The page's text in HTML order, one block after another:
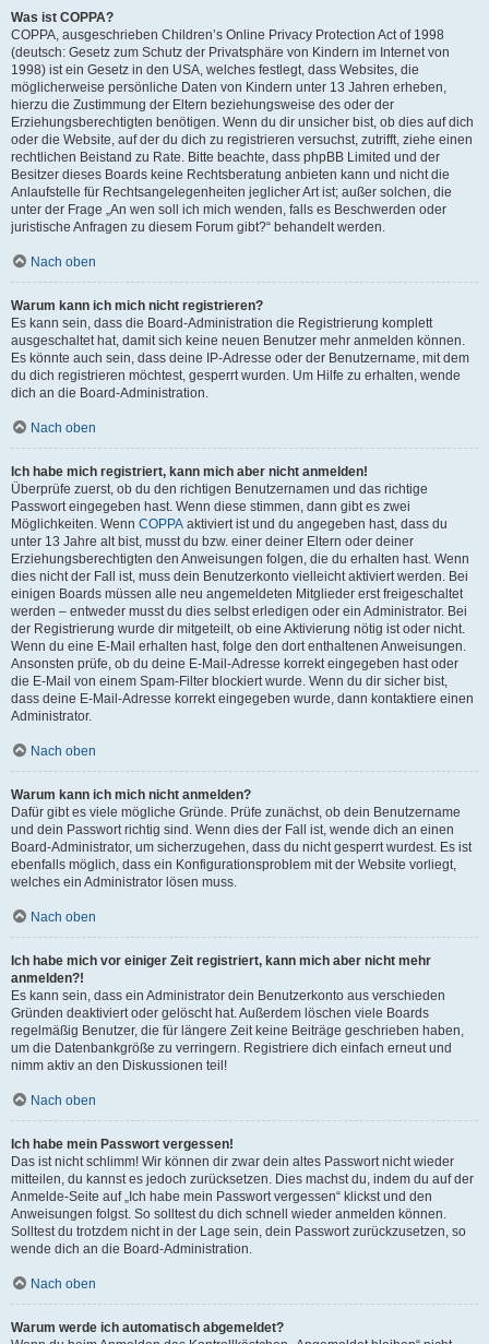
Was ist COPPA?
COPPA, ausgeschrieben Children’s Online Privacy Protection Act of 1998
(deutsch: Gesetz zum Schutz der Privatsphäre von Kindern im Internet von
1998) ist ein Gesetz in den USA, welches festlegt, dass Websites, die
möglicherweise persönliche Daten von Kindern unter 13 Jahren erheben,
hierzu die Zustimmung der Eltern beziehungsweise des oder der
Erziehungsberechtigten benötigen. Wenn du dir unsicher bist, ob dies auf dich
oder die Website, auf der du dich zu registrieren versuchst, zutrifft, ziehe einen
rechtlichen Beistand zu Rate. Bitte beachte, dass phpBB Limited und der
Besitzer dieses Boards keine Rechtsberatung anbieten kann und nicht die
Anlaufstelle für Rechtsangelegenheiten jeglicher Art ist; außer solchen, die
unter der Frage „An wen soll ich mich wenden, falls es Beschwerden oder
juristische Anfragen zu diesem Forum gibt?“ behandelt werden.
Nach oben
Warum kann ich mich nicht registrieren?
Es kann sein, dass die Board-Administration die Registrierung komplett
ausgeschaltet hat, damit sich keine neuen Benutzer mehr anmelden können.
Es könnte auch sein, dass deine IP-Adresse oder der Benutzername, mit dem
du dich registrieren möchtest, gesperrt wurden. Um Hilfe zu erhalten, wende
dich an die Board-Administration.
Nach oben
Ich habe mich registriert, kann mich aber nicht anmelden!
Überprüfe zuerst, ob du den richtigen Benutzernamen und das richtige
Passwort eingegeben hast. Wenn diese stimmen, dann gibt es zwei
Möglichkeiten. Wenn COPPA aktiviert ist und du angegeben hast, dass du
unter 13 Jahre alt bist, musst du bzw. einer deiner Eltern oder deiner
Erziehungsberechtigten den Anweisungen folgen, die du erhalten hast. Wenn
dies nicht der Fall ist, muss dein Benutzerkonto vielleicht aktiviert werden. Bei
einigen Boards müssen alle neu angemeldeten Mitglieder erst freigeschaltet
werden – entweder musst du dies selbst erledigen oder ein Administrator. Bei
der Registrierung wurde dir mitgeteilt, ob eine Aktivierung nötig ist oder nicht.
Wenn du eine E-Mail erhalten hast, folge den dort enthaltenen Anweisungen.
Ansonsten prüfe, ob du deine E-Mail-Adresse korrekt eingegeben hast oder
die E-Mail von einem Spam-Filter blockiert wurde. Wenn du dir sicher bist,
dass deine E-Mail-Adresse korrekt eingegeben wurde, dann kontaktiere einen
Administrator.
Nach oben
Warum kann ich mich nicht anmelden?
Dafür gibt es viele mögliche Gründe. Prüfe zunächst, ob dein Benutzername
und dein Passwort richtig sind. Wenn dies der Fall ist, wende dich an einen
Board-Administrator, um sicherzugehen, dass du nicht gesperrt wurdest. Es ist
ebenfalls möglich, dass ein Konfigurationsproblem mit der Website vorliegt,
welches ein Administrator lösen muss.
Nach oben
Ich habe mich vor einiger Zeit registriert, kann mich aber nicht mehr
anmelden?!
Es kann sein, dass ein Administrator dein Benutzerkonto aus verschieden
Gründen deaktiviert oder gelöscht hat. Außerdem löschen viele Boards
regelmäßig Benutzer, die für längere Zeit keine Beiträge geschrieben haben,
um die Datenbankgröße zu verringern. Registriere dich einfach erneut und
nimm aktiv an den Diskussionen teil!
Nach oben
Ich habe mein Passwort vergessen!
Das ist nicht schlimm! Wir können dir zwar dein altes Passwort nicht wieder
mitteilen, du kannst es jedoch zurücksetzen. Dies machst du, indem du auf der
Anmelde-Seite auf „Ich habe mein Passwort vergessen“ klickst und den
Anweisungen folgst. So solltest du dich schnell wieder anmelden können.
Solltest du trotzdem nicht in der Lage sein, dein Passwort zurückzusetzen, so
wende dich an die Board-Administration.
Nach oben
Warum werde ich automatisch abgemeldet?